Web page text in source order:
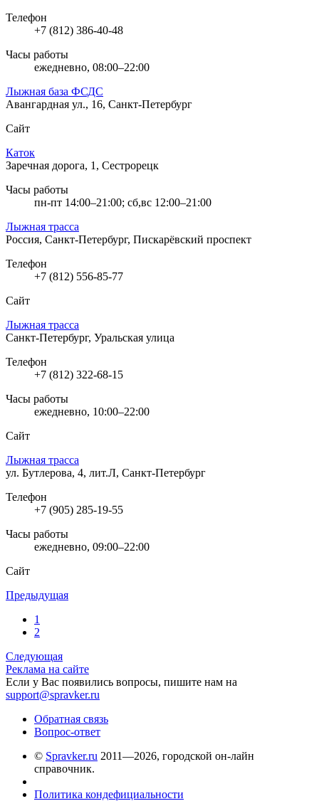
Телефон
+7 (812) 386-40-48
Часы работы
ежедневно, 08:00–22:00
Лыжная база ФСДС
Авангардная ул., 16, Санкт-Петербург
Сайт
Каток
Заречная дорога, 1, Сестрорецк
Часы работы
пн-пт 14:00–21:00; сб,вс 12:00–21:00
Лыжная трасса
Россия, Санкт-Петербург, Пискарёвский проспект
Телефон
+7 (812) 556-85-77
Сайт
Лыжная трасса
Санкт-Петербург, Уральская улица
Телефон
+7 (812) 322-68-15
Часы работы
ежедневно, 10:00–22:00
Сайт
Лыжная трасса
ул. Бутлерова, 4, лит.Л, Санкт-Петербург
Телефон
+7 (905) 285-19-55
Часы работы
ежедневно, 09:00–22:00
Сайт
Предыдущая
1
2
Следующая
Реклама на сайте
Если у Вас появились вопросы, пишите нам на
support@spravker.ru
Обратная связь
Вопрос-ответ
© Spravker.ru 2011—2026, городской он-лайн
справочник.
Политика кондефициальности